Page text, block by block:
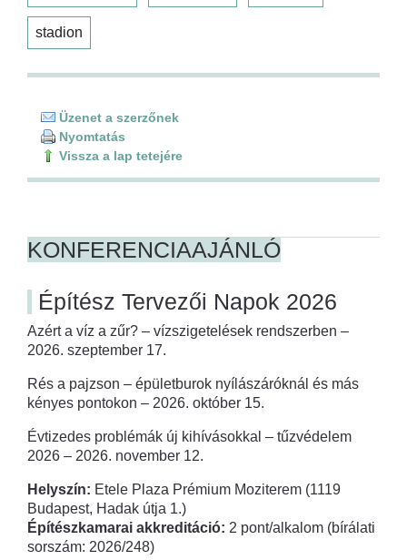
stadion
Üzenet a szerzőnek
Nyomtatás
Vissza a lap tetejére
KONFERENCIAAJÁNLÓ
Építész Tervezői Napok 2026
Azért a víz a zűr? – vízszigetelések rendszerben –
2026. szeptember 17.
Rés a pajzson – épületburok nyílászáróknál és más
kényes pontokon – 2026. október 15.
Évtizedes problémák új kihívásokkal – tűzvédelem
2026 – 2026. november 12.
Helyszín: Etele Plaza Prémium Moziterem (1119
Budapest, Hadak útja 1.)
Építészkamarai akkreditáció: 2 pont/alkalom (bírálati
sorszám: 2026/248)